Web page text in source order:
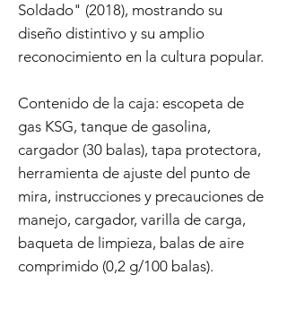
Soldado" (2018), mostrando su
diseño distintivo y su amplio
reconocimiento en la cultura popular.
Contenido de la caja: escopeta de
gas KSG, tanque de gasolina,
cargador (30 balas), tapa protectora,
herramienta de ajuste del punto de
mira, instrucciones y precauciones de
manejo, cargador, varilla de carga,
baqueta de limpieza, balas de aire
comprimido (0,2 g/100 balas).